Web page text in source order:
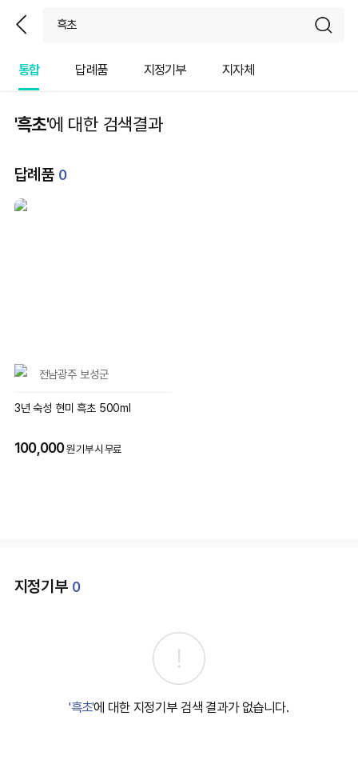
뒤
통합 답례품 지정기부 지자체
'흑초'에 대한 검색결과
답례품 0
전남광주 보성군
3년 숙성 현미 흑초 500ml
100,000원 기부 시 무료
지정기부 0
'흑초'에 대한 지정기부 검색 결과가 없습니다.